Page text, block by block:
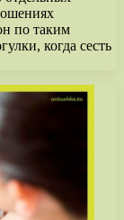
по таким
когда сесть